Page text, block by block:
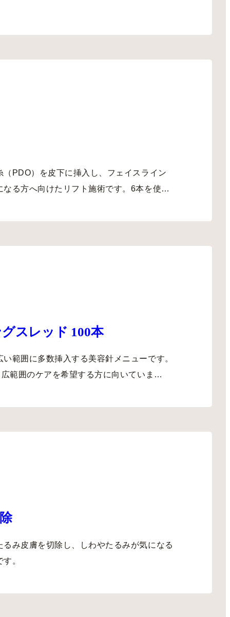
（PDO）を皮下に挿入し、フェイスライン
なる方へ向けたリフト施術です。6本を使…
スレッド 100本
範囲に多数挿入する美容針メニューです。
範囲のケアを希望する方に向いていま…
るみ皮膚を切除し、しわやたるみが気になる
。